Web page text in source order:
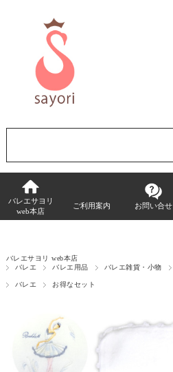
バレエサヨリ
web本店
ご利用案内 お問い合せ
バレエサヨリ web本店
バレエ
バレエ用品 バレエ雑貨・小物
バレエ お得なセット